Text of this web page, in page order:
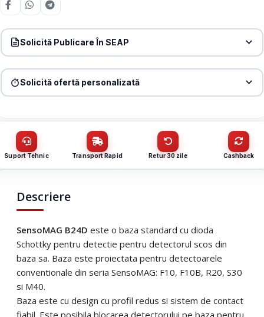
Solicită Publicare În SEAP
CUI
Telefon*
Solicită ofertă personalizată
Nume / firmă
Email
Telefon*
Suport Tehnic Transport Rapid Retur 30 zile Cashback
Descriere
SensoMAG B24D este o baza standard cu dioda
Schottky pentru detectie pentru detectorul scos din
baza sa. Baza este proiectata pentru detectoarele
conventionale din seria SensoMAG: F10, F10B, R20, S30
si M40.
Baza este cu design cu profil redus si sistem de contact
fiabil. Este posibila blocarea detectorului pe baza pentru